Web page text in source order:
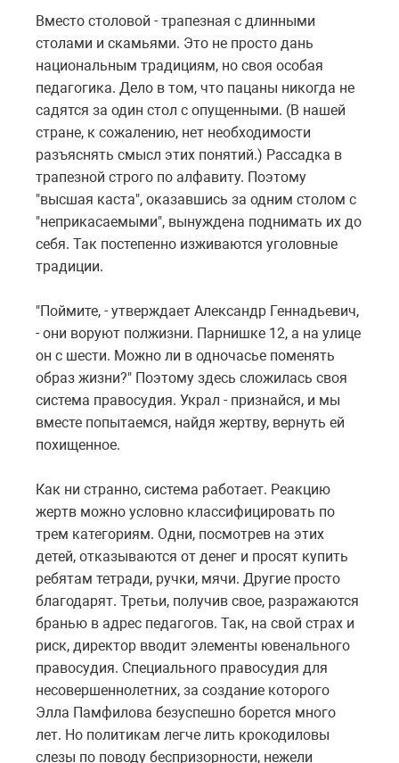
Вместо столовой - трапезная с длинными
столами и скамьями. Это не просто дань
национальным традициям, но своя особая
педагогика. Дело в том, что пацаны никогда не
садятся за один стол с опущенными. (В нашей
стране, к сожалению, нет необходимости
разъяснять смысл этих понятий.) Рассадка в
трапезной строго по алфавиту. Поэтому
"высшая каста", оказавшись за одним столом с
"неприкасаемыми", вынуждена поднимать их до
себя. Так постепенно изживаются уголовные
традиции.
"Поймите, - утверждает Александр Геннадьевич,
- они воруют полжизни. Парнишке 12, а на улице
он с шести. Можно ли в одночасье поменять
образ жизни?" Поэтому здесь сложилась своя
система правосудия. Украл - признайся, и мы
вместе попытаемся, найдя жертву, вернуть ей
похищенное.
Как ни странно, система работает. Реакцию
жертв можно условно классифицировать по
трем категориям. Одни, посмотрев на этих
детей, отказываются от денег и просят купить
ребятам тетради, ручки, мячи. Другие просто
благодарят. Третьи, получив свое, разражаются
бранью в адрес педагогов. Так, на свой страх и
риск, директор вводит элементы ювенального
правосудия. Специального правосудия для
несовершеннолетних, за создание которого
Элла Памфилова безуспешно борется много
лет. Но политикам легче лить крокодиловы
слезы по поводу беспризорности, нежели